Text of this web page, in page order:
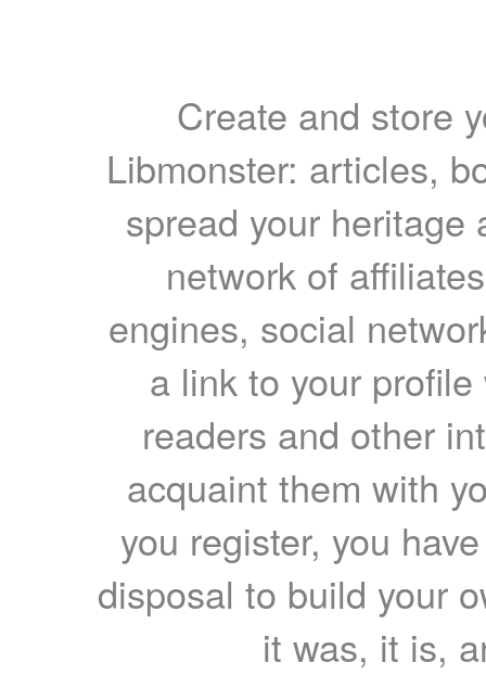
Create and store
Libmonster: articles,
spread your heritage
network of
engines, social
a link to your
readers and other
acquaint them with
you register, you
disposal to build your
it was, it is,